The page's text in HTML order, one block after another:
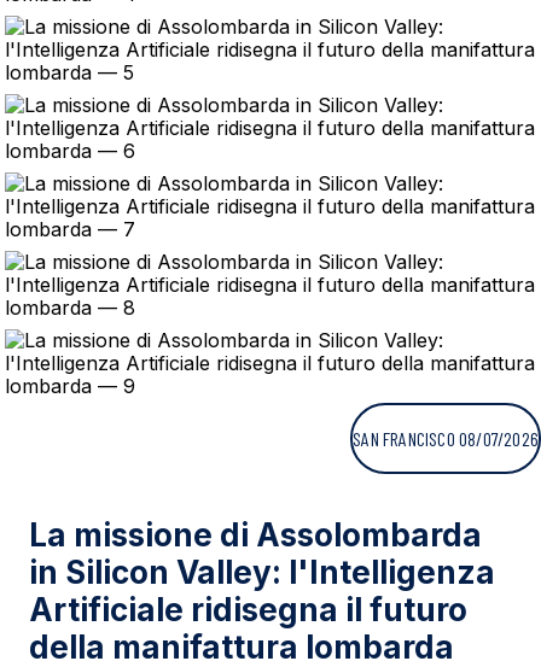
SAN FRANCISCO 08/07/2026
La missione di Assolombarda
in Silicon Valley: l'Intelligenza
Artificiale ridisegna il futuro
della manifattura lombarda